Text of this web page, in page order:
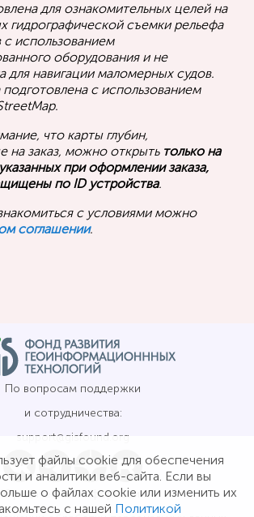
для ознакомительных целей на
гидрографической съемки рельефа
использованием
оборудования и не
для навигации маломерных судов.
подготовлена с использованием
что карты глубин,
на заказ, можно открыть только на
при оформлении заказа,
по ID устройства.
с условиями можно
соглашении.
файлы cookie для обеспечения
и аналитики веб-сайта. Если вы
о файлах cookie или изменить их
с нашей Политикой
По вопросам поддержки
и сотрудничества:
support@gisfound.org
Юридическая информация